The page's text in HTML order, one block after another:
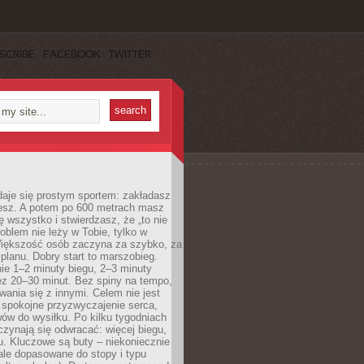
FACEBOOK TWITTER
się prostym sportem: zakładasz
A potem po 600 metrach masz
wszystko i stwierdzasz, że „to nie
nie leży w Tobie, tylko w
osób zaczyna za szybko, za
Dobry start to marszobieg.
1–2 minuty biegu, 2–3 minuty
20–30 minut. Bez spiny na tempo,
się z innymi. Celem nie jest
przyzwyczajenie serca,
do wysiłku. Po kilku tygodniach
się odwracać: więcej biegu,
Kluczowe są buty – niekoniecznie
dopasowane do stopy i typu